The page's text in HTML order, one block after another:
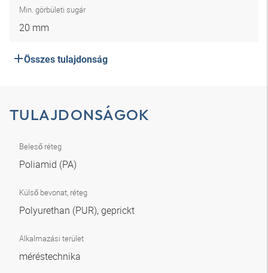
Min. görbületi sugár
20 mm
Összes tulajdonság
TULAJDONSÁGOK
Beleső réteg
Poliamid (PA)
Külső bevonat, réteg
Polyurethan (PUR), geprickt
Alkalmazási terület
méréstechnika